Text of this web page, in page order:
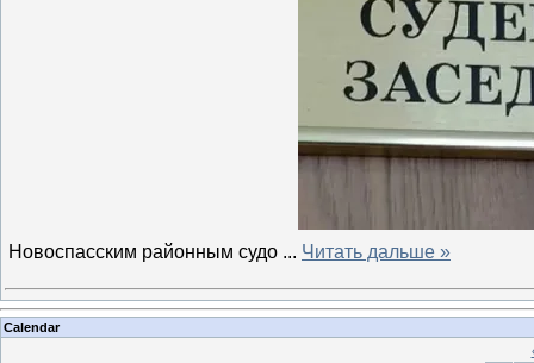
Новоспасским районным судо ... Читать дальше »
Calendar